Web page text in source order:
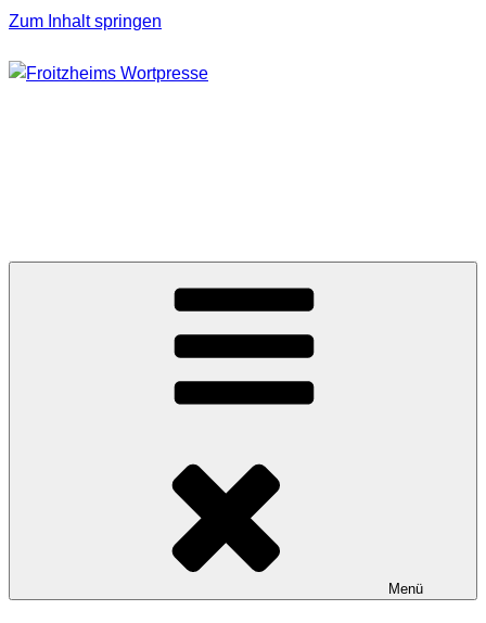
Zum Inhalt springen
Menü